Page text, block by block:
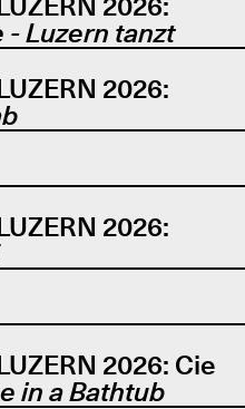
Luzern tanzt
2026:
2026:
2026: Cie
in a Bathtub